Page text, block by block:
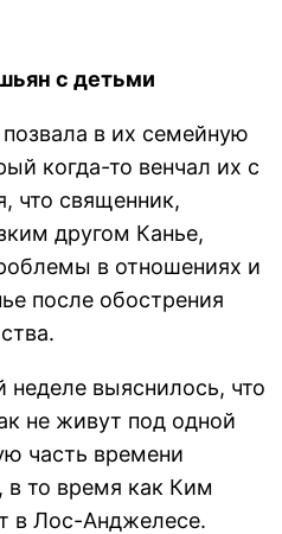
с детьми
в их семейную
когда-то венчал их с
что священник,
другом Канье,
в отношениях и
после обострения
выяснилось, что
не живут под одной
часть времени
в то время как Ким
в Лос-Анджелесе.